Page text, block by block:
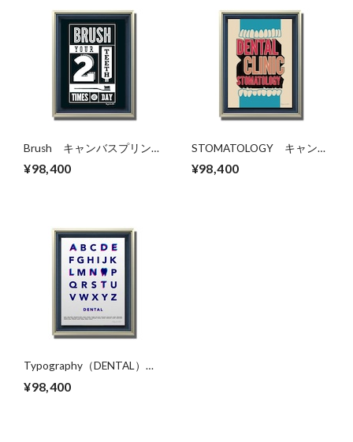
Brush キャンバスプリン
り
¥98,400
STOMATOLOGY キャンバ
立体額入り
¥98,400
Typography（DENTAL）
サイズ）・立体額入り
¥98,400